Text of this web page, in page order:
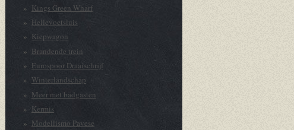
Kings Green Wharf
Hellevoetsluis
Kiepwagon
Brandende trein
Eurospoor Draaischrijf
Winterlandschap
Meer met badgasten
Kermis
Modellismo Pavese